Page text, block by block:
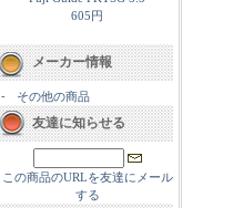
605円
メーカー情報
- その他の商品
友達に知らせる
この商品のURLを友達にメール
する